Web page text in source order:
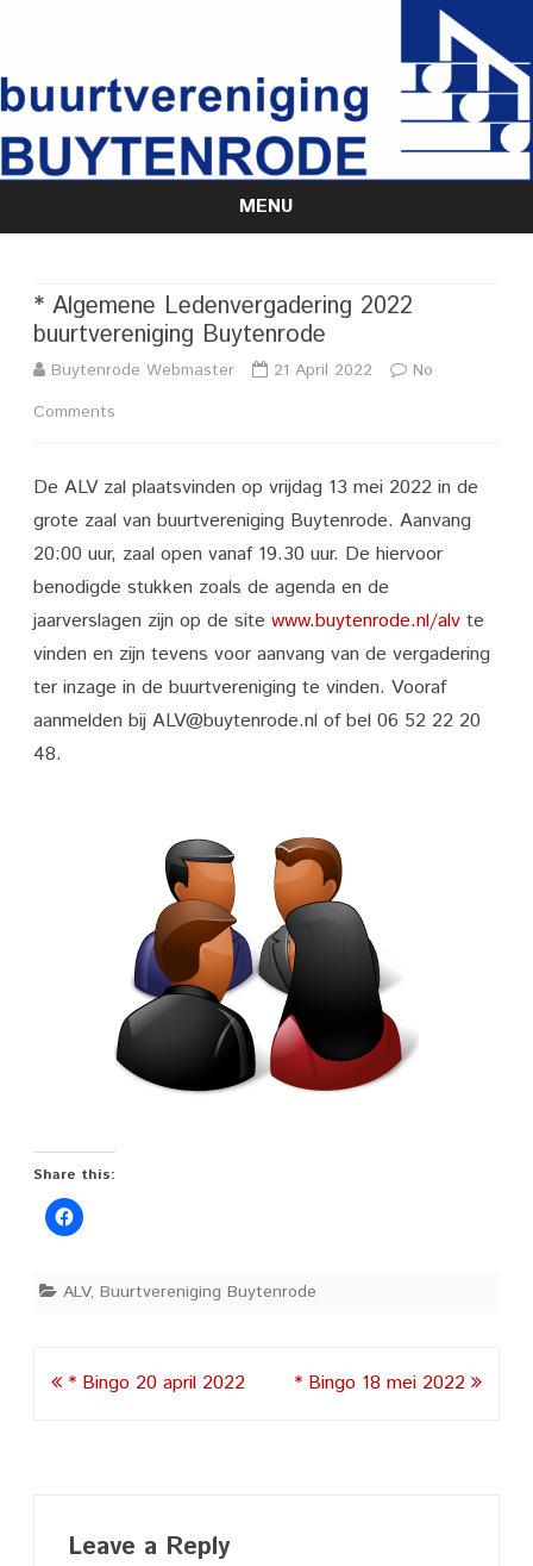
MENU
Skip
* Algemene Ledenvergadering 2022
buurtvereniging Buytenrode
Buytenrode Webmaster 21 April 2022
No
Comments
Algemene
2022
buurtvereniging
Buytenrode
De ALV zal plaatsvinden op vrijdag 13 mei 2022 in de
grote zaal van buurtvereniging Buytenrode. Aanvang
20:00 uur, zaal open vanaf 19.30 uur. De hiervoor
benodigde stukken zoals de agenda en de
jaarverslagen zijn op de site www.buytenrode.nl/alv te
vinden en zijn tevens voor aanvang van de vergadering
ter inzage in de buurtvereniging te vinden. Vooraf
aanmelden bij ALV@buytenrode.nl of bel 06 52 22 20
48.
Share this:
ALV, Buurtvereniging Buytenrode
Post* Bingo 20 april 2022 * Bingo 18 mei 2022
Leave a Reply